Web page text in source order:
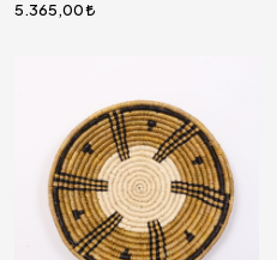
5.365,00